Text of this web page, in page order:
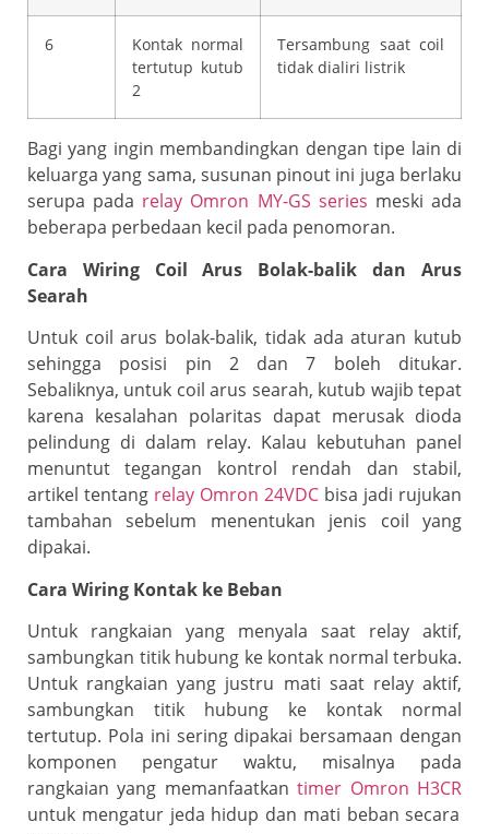
6
Kontak normal
tertutup kutub
2
Tersambung saat coil
tidak dialiri listrik
Bagi yang ingin membandingkan dengan tipe lain di
keluarga yang sama, susunan pinout ini juga berlaku
serupa pada relay Omron MY-GS series meski ada
beberapa perbedaan kecil pada penomoran.
Cara Wiring Coil Arus Bolak-balik dan Arus
Searah
Untuk coil arus bolak-balik, tidak ada aturan kutub
sehingga posisi pin 2 dan 7 boleh ditukar.
Sebaliknya, untuk coil arus searah, kutub wajib tepat
karena kesalahan polaritas dapat merusak dioda
pelindung di dalam relay. Kalau kebutuhan panel
menuntut tegangan kontrol rendah dan stabil,
artikel tentang relay Omron 24VDC bisa jadi rujukan
tambahan sebelum menentukan jenis coil yang
dipakai.
Cara Wiring Kontak ke Beban
Untuk rangkaian yang menyala saat relay aktif,
sambungkan titik hubung ke kontak normal terbuka.
Untuk rangkaian yang justru mati saat relay aktif,
sambungkan titik hubung ke kontak normal
tertutup. Pola ini sering dipakai bersamaan dengan
komponen pengatur waktu, misalnya pada
rangkaian yang memanfaatkan timer Omron H3CR
untuk mengatur jeda hidup dan mati beban secara